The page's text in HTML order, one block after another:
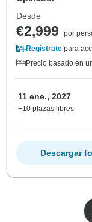
Desde
€2,999
por
Regístrate para
Precio basado en
11 ene., 2027
+10 plazas libres
Descargar